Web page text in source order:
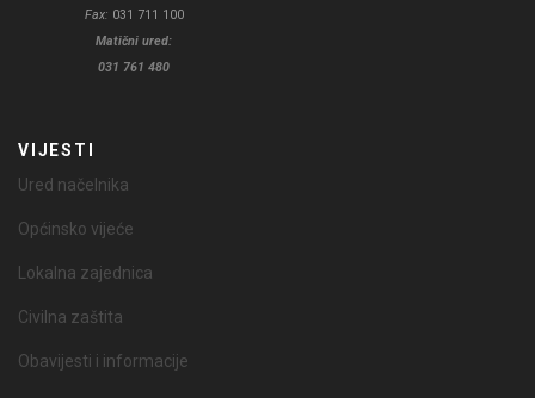
Fax: 031 711 100
Matični ured:
031 761 480
VIJESTI
Ured načelnika
Općinsko vijeće
Lokalna zajednica
Civilna zaštita
Obavijesti i informacije